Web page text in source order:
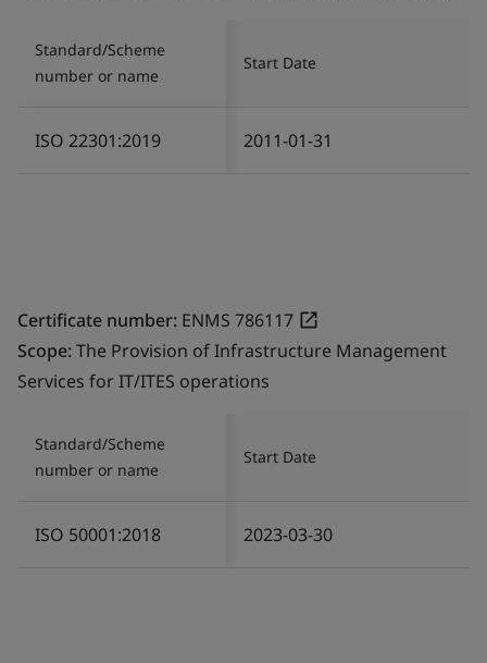
Standard/Scheme
number or name
Start Date
ISO 22301:2019 2011-01-31
Certificate number: ENMS 786117
Scope:The Provision of Infrastructure Management
Services for IT/ITES operations
Standard/Scheme
number or name
Start Date
ISO 50001:2018 2023-03-30